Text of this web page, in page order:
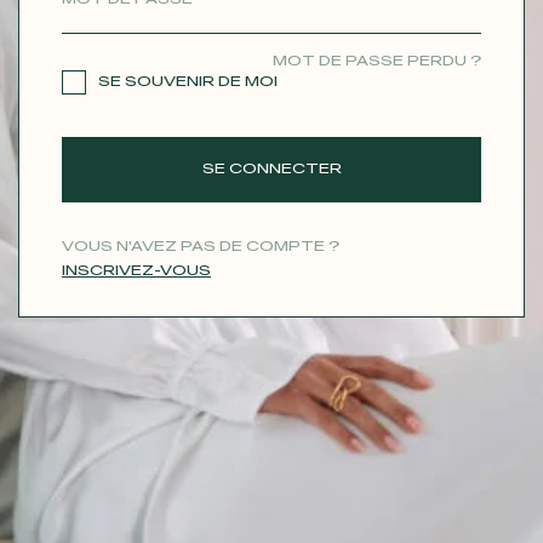
MOT DE PASSE PERDU ?
SE SOUVENIR DE MOI
SE CONNECTER
VOUS N'AVEZ PAS DE COMPTE ?
INSCRIVEZ-VOUS